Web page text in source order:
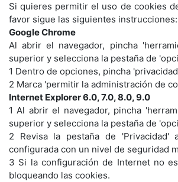
Si quieres permitir el uso de cookies
favor sigue las siguientes instrucciones:
Google Chrome
Al abrir el navegador, pincha
superior y selecciona la pestaña de
1 Dentro de opciones, pincha
2 Marca 'permitir la administración de
Internet Explorer 6.0, 7.0, 8.0, 9.0
1 Al abrir el navegador, pincha
superior y selecciona la pestaña de
2 Revisa la pestaña de 'Privacidad'
configurada con un nivel de seguridad
3 Si la configuración de Internet no
bloqueando las cookies.